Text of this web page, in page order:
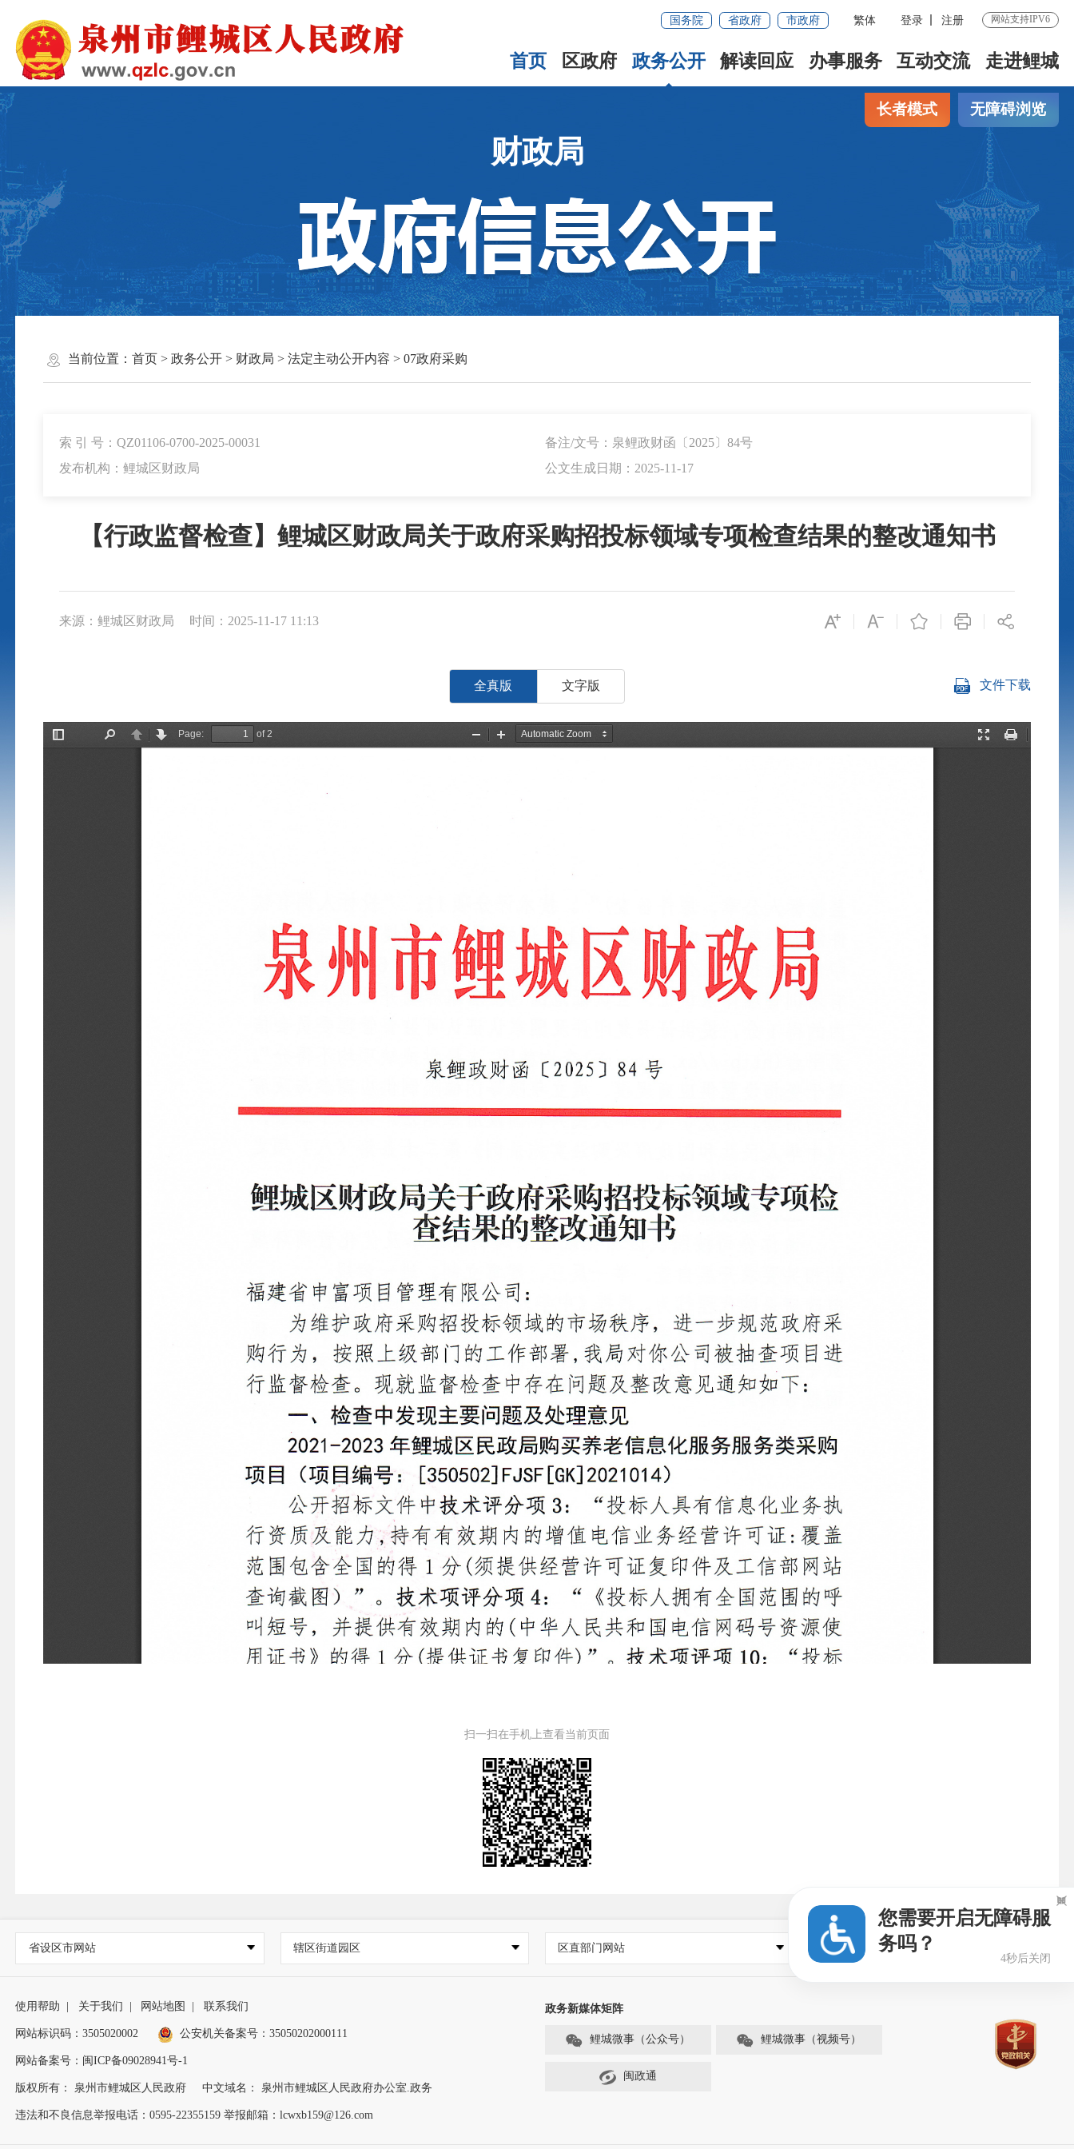
国务院 省政府 市政府 繁体 登录 注册 网站支持IPV6
首页 区政府 政务公开 解读回应 办事服务 互动交流 走进鲤城
长者模式 无障碍浏览
财政局
当前位置： 首页> 政务公开> 财政局 > 法定主动公开内容 > 07政府采购
索 引 号：QZ01106-0700-2025-00031
备注/文号：泉鲤政财函〔2025〕84号
发布机构：鲤城区财政局
公文生成日期：2025-11-17
【行政监督检查】鲤城区财政局关于政府采购招投标领域专项检查结果的整改通知书
来源：鲤城区财政局 时间：2025-11-17 11:13
全真版 文字版 文件下载
扫一扫在手机上查看当前页面
省设区市网站 辖区街道园区 区直部门网站 县市区政府
使用帮助 关于我们 网站地图 联系我们
网站标识码：3505020002 公安机关备案号：35050202000111
网站备案号：闽ICP备09028941号-1
版权所有： 泉州市鲤城区人民政府 中文域名： 泉州市鲤城区人民政府办公室.政务
违法和不良信息举报电话：0595-22355159 举报邮箱：lcwxb159@126.com
政务新媒体矩阵
鲤城微事（公众号） 鲤城微事（视频号）
闽政通
您需要开启无障碍服
务吗？
3秒后关闭
